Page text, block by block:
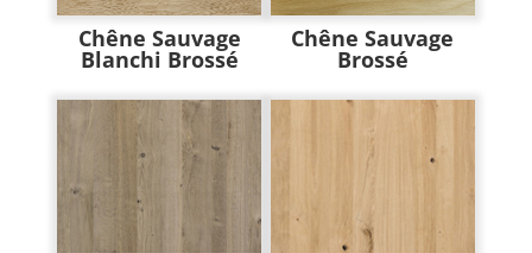
Chêne Sauvage
Blanchi Brossé
Chêne Sauvage
Brossé